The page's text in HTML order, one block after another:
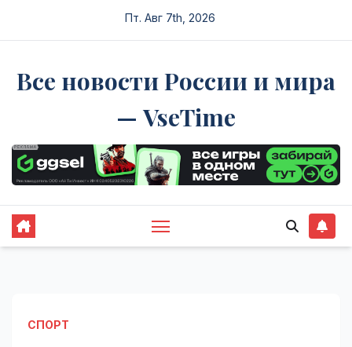
Пт. Авг 7th, 2026
Все новости России и мира
— VseTime
СПОРТ